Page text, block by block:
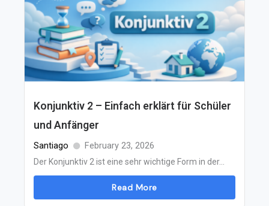
Konjunktiv 2 – Einfach erklärt für Schüler
und Anfänger
Santiago February 23, 2026
Der Konjunktiv 2 ist eine sehr wichtige Form in der...
Read More